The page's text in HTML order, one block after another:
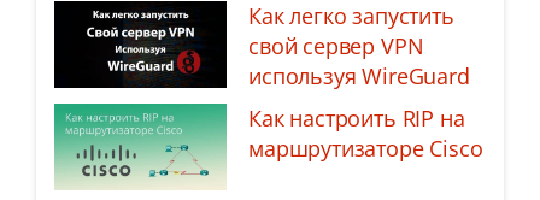
Как легко запустить
свой сервер VPN
используя WireGuard
Как настроить RIP на
маршрутизаторе Cisco